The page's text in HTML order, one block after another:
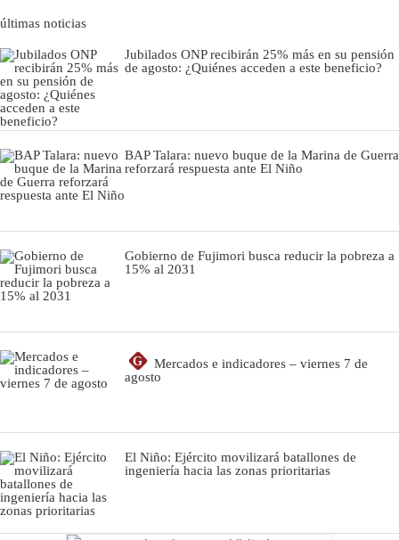
últimas noticias
Jubilados ONP recibirán 25% más en su pensión
de agosto: ¿Quiénes acceden a este beneficio?
BAP Talara: nuevo buque de la Marina de Guerra
reforzará respuesta ante El Niño
Gobierno de Fujimori busca reducir la pobreza a
15% al 2031
G
Mercados e indicadores – viernes 7 de
agosto
El Niño: Ejército movilizará batallones de
ingeniería hacia las zonas prioritarias